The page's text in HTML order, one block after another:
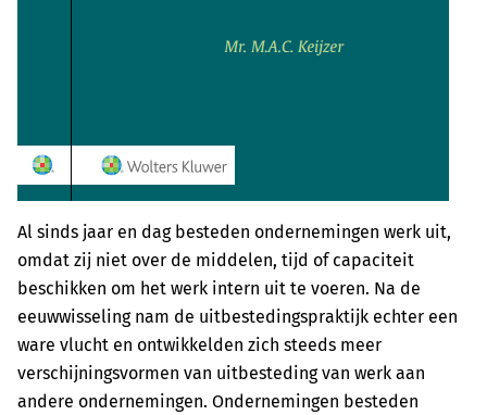
Al sinds jaar en dag besteden ondernemingen werk uit,
omdat zij niet over de middelen, tijd of capaciteit
beschikken om het werk intern uit te voeren. Na de
eeuwwisseling nam de uitbestedingspraktijk echter een
ware vlucht en ontwikkelden zich steeds meer
verschijningsvormen van uitbesteding van werk aan
andere ondernemingen. Ondernemingen besteden